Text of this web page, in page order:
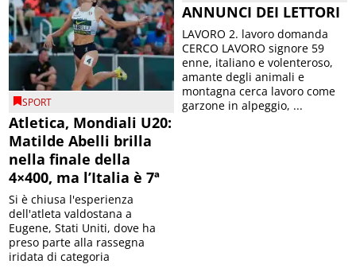
SPORT
Atletica, Mondiali U20:
Matilde Abelli brilla
nella finale della
4×400, ma l’Italia è 7ª
Si è chiusa l'esperienza
dell'atleta valdostana a
Eugene, Stati Uniti, dove ha
preso parte alla rassegna
iridata di categoria
ANNUNCI DEI LETTORI
LAVORO 2. lavoro domanda
CERCO LAVORO signore 59
enne, italiano e volenteroso,
amante degli animali e
montagna cerca lavoro come
garzone in alpeggio, ...